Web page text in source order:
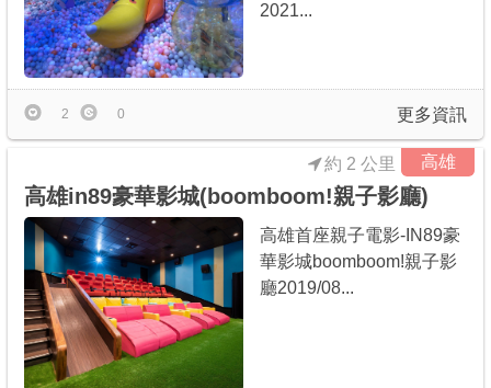
2021...
更多資訊
2 0
高雄
高雄in89豪華影城(boomboom!親子影廳)
約 2 公里
高雄首座親子電影-IN89豪
華影城boomboom!親子影
廳2019/08...